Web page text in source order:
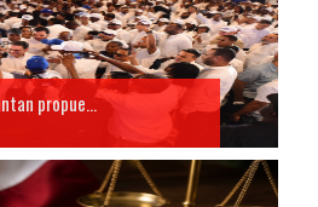
propue...